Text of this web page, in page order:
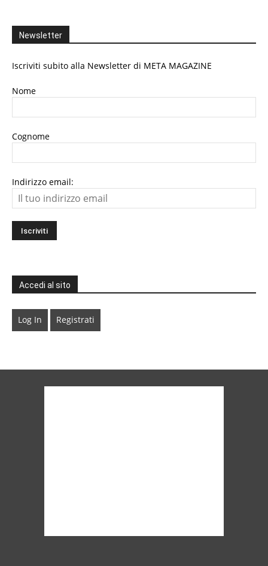
Newsletter
Iscriviti subito alla Newsletter di META MAGAZINE
Nome
Cognome
Indirizzo email:
Accedi al sito
Log In Registrati